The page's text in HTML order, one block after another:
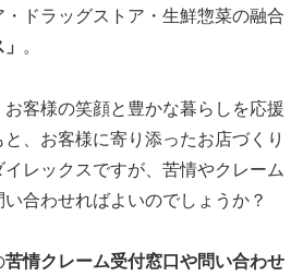
ドラッグストア・生鮮惣菜の融合
。
客様の笑顔と豊かな暮らしを応援
、お客様に寄り添ったお店づくり
レックスですが、苦情やクレーム
合わせればよいのでしょうか？
苦情クレーム受付窓口や問い合わせ